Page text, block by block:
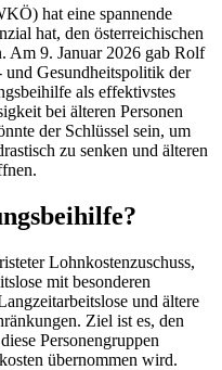
hat eine spannende
hat, den österreichischen
Am 9. Januar 2026 gab Rolf
Gesundheitspolitik der
als effektivstes
bei älteren Personen
der Schlüssel sein, um
zu senken und älteren
Lohnkostenzuschuss,
mit besonderen
und ältere
Ziel ist es, den
Personengruppen
übernommen wird.